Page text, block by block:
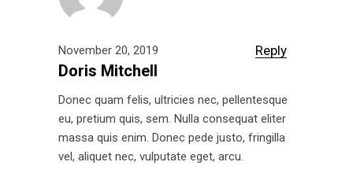
November 20, 2019 Reply
Doris Mitchell
Donec quam felis, ultricies nec, pellentesque
eu, pretium quis, sem. Nulla consequat eliter
massa quis enim. Donec pede justo, fringilla
vel, aliquet nec, vulputate eget, arcu.